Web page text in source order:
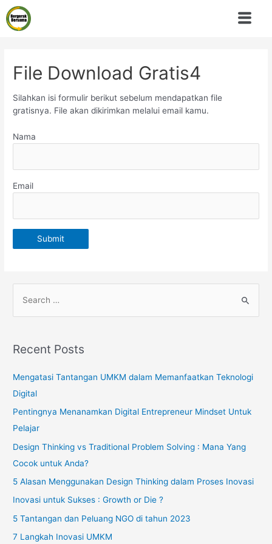
File Download Gratis4
Silahkan isi formulir berikut sebelum mendapatkan file
gratisnya. File akan dikirimkan melalui email kamu.
Nama
Email
Recent Posts
Mengatasi Tantangan UMKM dalam Memanfaatkan Teknologi
Digital
Pentingnya Menanamkan Digital Entrepreneur Mindset Untuk
Pelajar
Design Thinking vs Traditional Problem Solving : Mana Yang
Cocok untuk Anda?
5 Alasan Menggunakan Design Thinking dalam Proses Inovasi
Inovasi untuk Sukses : Growth or Die ?
5 Tantangan dan Peluang NGO di tahun 2023
7 Langkah Inovasi UMKM